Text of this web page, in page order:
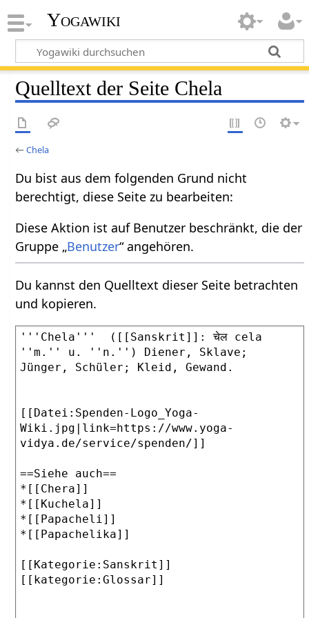
Yogawiki
Quelltext der Seite Chela
←Chela
Du bist aus dem folgenden Grund nicht
berechtigt, diese Seite zu bearbeiten:
Diese Aktion ist auf Benutzer beschränkt, die der
Gruppe „Benutzer“ angehören.
Du kannst den Quelltext dieser Seite betrachten
und kopieren.